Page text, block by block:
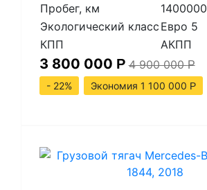
Пробег, км
1400000
Экологический класс Евро 5
КПП
АКПП
3 800 000 Р 4 900 000Р
- 22%
Экономия 1 100 000 Р